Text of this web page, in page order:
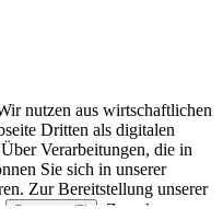
nutzen aus wirtschaftlichen
Dritten als digitalen
Verarbeitungen, die in
Sie sich in unserer
Zur Bereitstellung unserer
Partnern (5)
. Zwecke: